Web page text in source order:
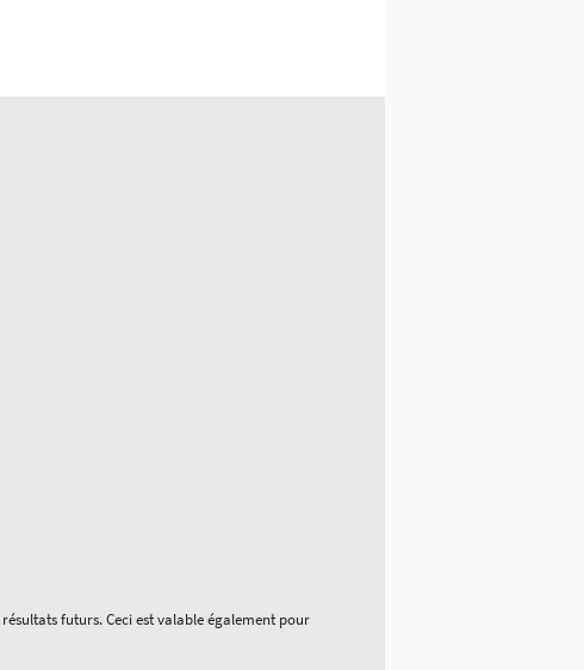
futurs. Ceci est valable également pour